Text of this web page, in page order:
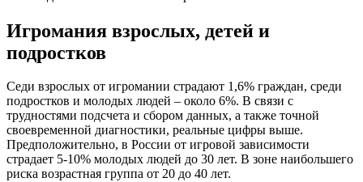
Игромания взрослых, детей и
подростков
Седи взрослых от игромании страдают 1,6% граждан, среди
подростков и молодых людей – около 6%. В связи с
трудностями подсчета и сбором данных, а также точной
своевременной диагностики, реальные цифры выше.
Предположительно, в России от игровой зависимости
страдает 5-10% молодых людей до 30 лет. В зоне наибольшего
риска возрастная группа от 20 до 40 лет.